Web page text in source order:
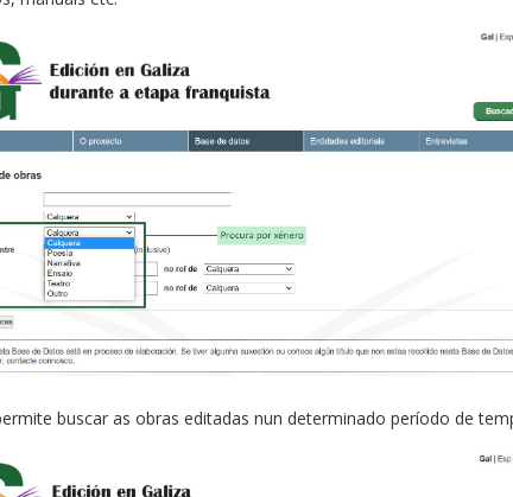
buscar as obras editadas nun determinado período de